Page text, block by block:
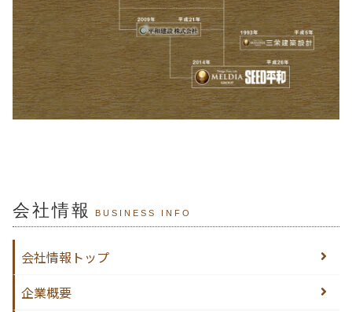
会社情報 BUSINESS INFO
会社情報トップ
企業概要